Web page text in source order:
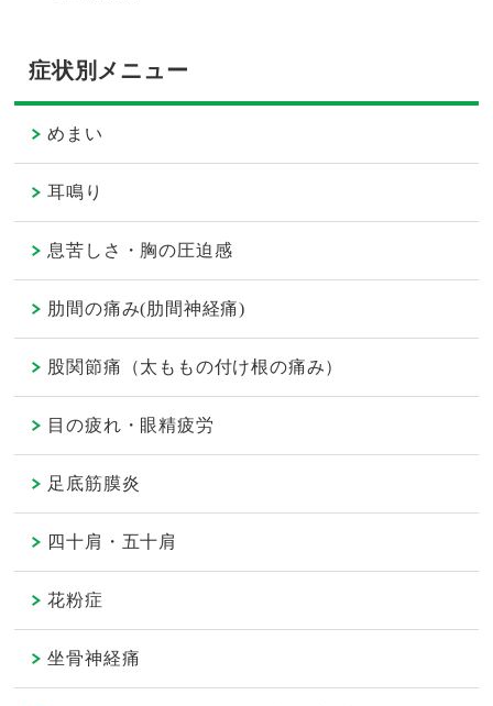
症状別メニュー
めまい
耳鳴り
息苦しさ・胸の圧迫感
肋間の痛み(肋間神経痛)
股関節痛（太ももの付け根の痛み）
目の疲れ・眼精疲労
足底筋膜炎
四十肩・五十肩
花粉症
坐骨神経痛